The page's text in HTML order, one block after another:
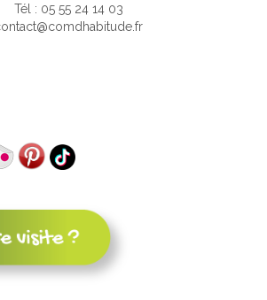
Tél : 05 55 24 14 03